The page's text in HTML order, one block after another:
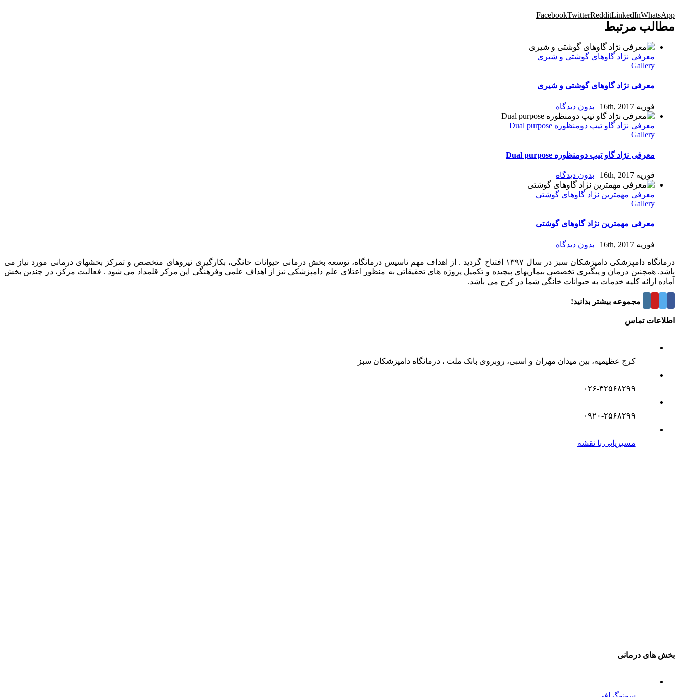
FacebookTwitterRedditLinkedInWhatsApp
مطالب مرتبط
معرفی نژاد گاوهای گوشتی و شیری
Gallery
معرفی نژاد گاوهای گوشتی و شیری
فوریه 16th, 2017 | بدون ديدگاه
معرفی نژاد گاو تيپ دومنظوره Dual purpose
Gallery
معرفی نژاد گاو تيپ دومنظوره Dual purpose
فوریه 16th, 2017 | بدون ديدگاه
معرفی مهمترین نژاد گاوهای گوشتی
Gallery
معرفی مهمترین نژاد گاوهای گوشتی
فوریه 16th, 2017 | بدون ديدگاه
درمانگاه دامپزشکی دامپزشکان سبز در سال ۱۳۹۷ افتتاح گردید . از اهداف مهم تاسیس درمانگاه، توسعه بخش درمانی حیوانات خانگی، بکارگیری نیروهای متخصص و تمرکز بخشهای درمانی مورد نیاز می
باشد. همچنین درمان و پیگیری تخصصی بیماریهای پیچیده و تکمیل پروژه های تحقیقاتی به منظور اعتلای علم دامپزشکی نیز از اهداف علمی وفرهنگی این مرکز قلمداد می شود . فعالیت مرکز، در چندین بخش
آماده ارائه کلیه خدمات به حیوانات خانگی شما در کرج می باشد.
درباره این مجموعه بیشتر بدانید!
اطلاعات تماس
کرج عظیمیه، بین میدان مهران و اسبی، روبروی بانک ملت ، درمانگاه دامپزشکان سبز
۰۲۶-۳۲۵۶۸۲۹۹
۰۹۲۰-۲۵۶۸۲۹۹
مسیریابی با نقشه
بخش های درمانی